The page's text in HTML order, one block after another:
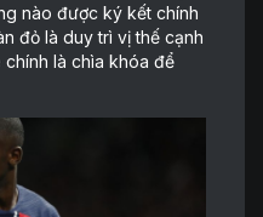
nào được ký kết chính
đỏ là duy trì vị thế cạnh
là chìa khóa để